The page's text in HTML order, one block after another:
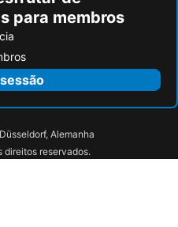
para membros
Alemanha
direitos reservados.